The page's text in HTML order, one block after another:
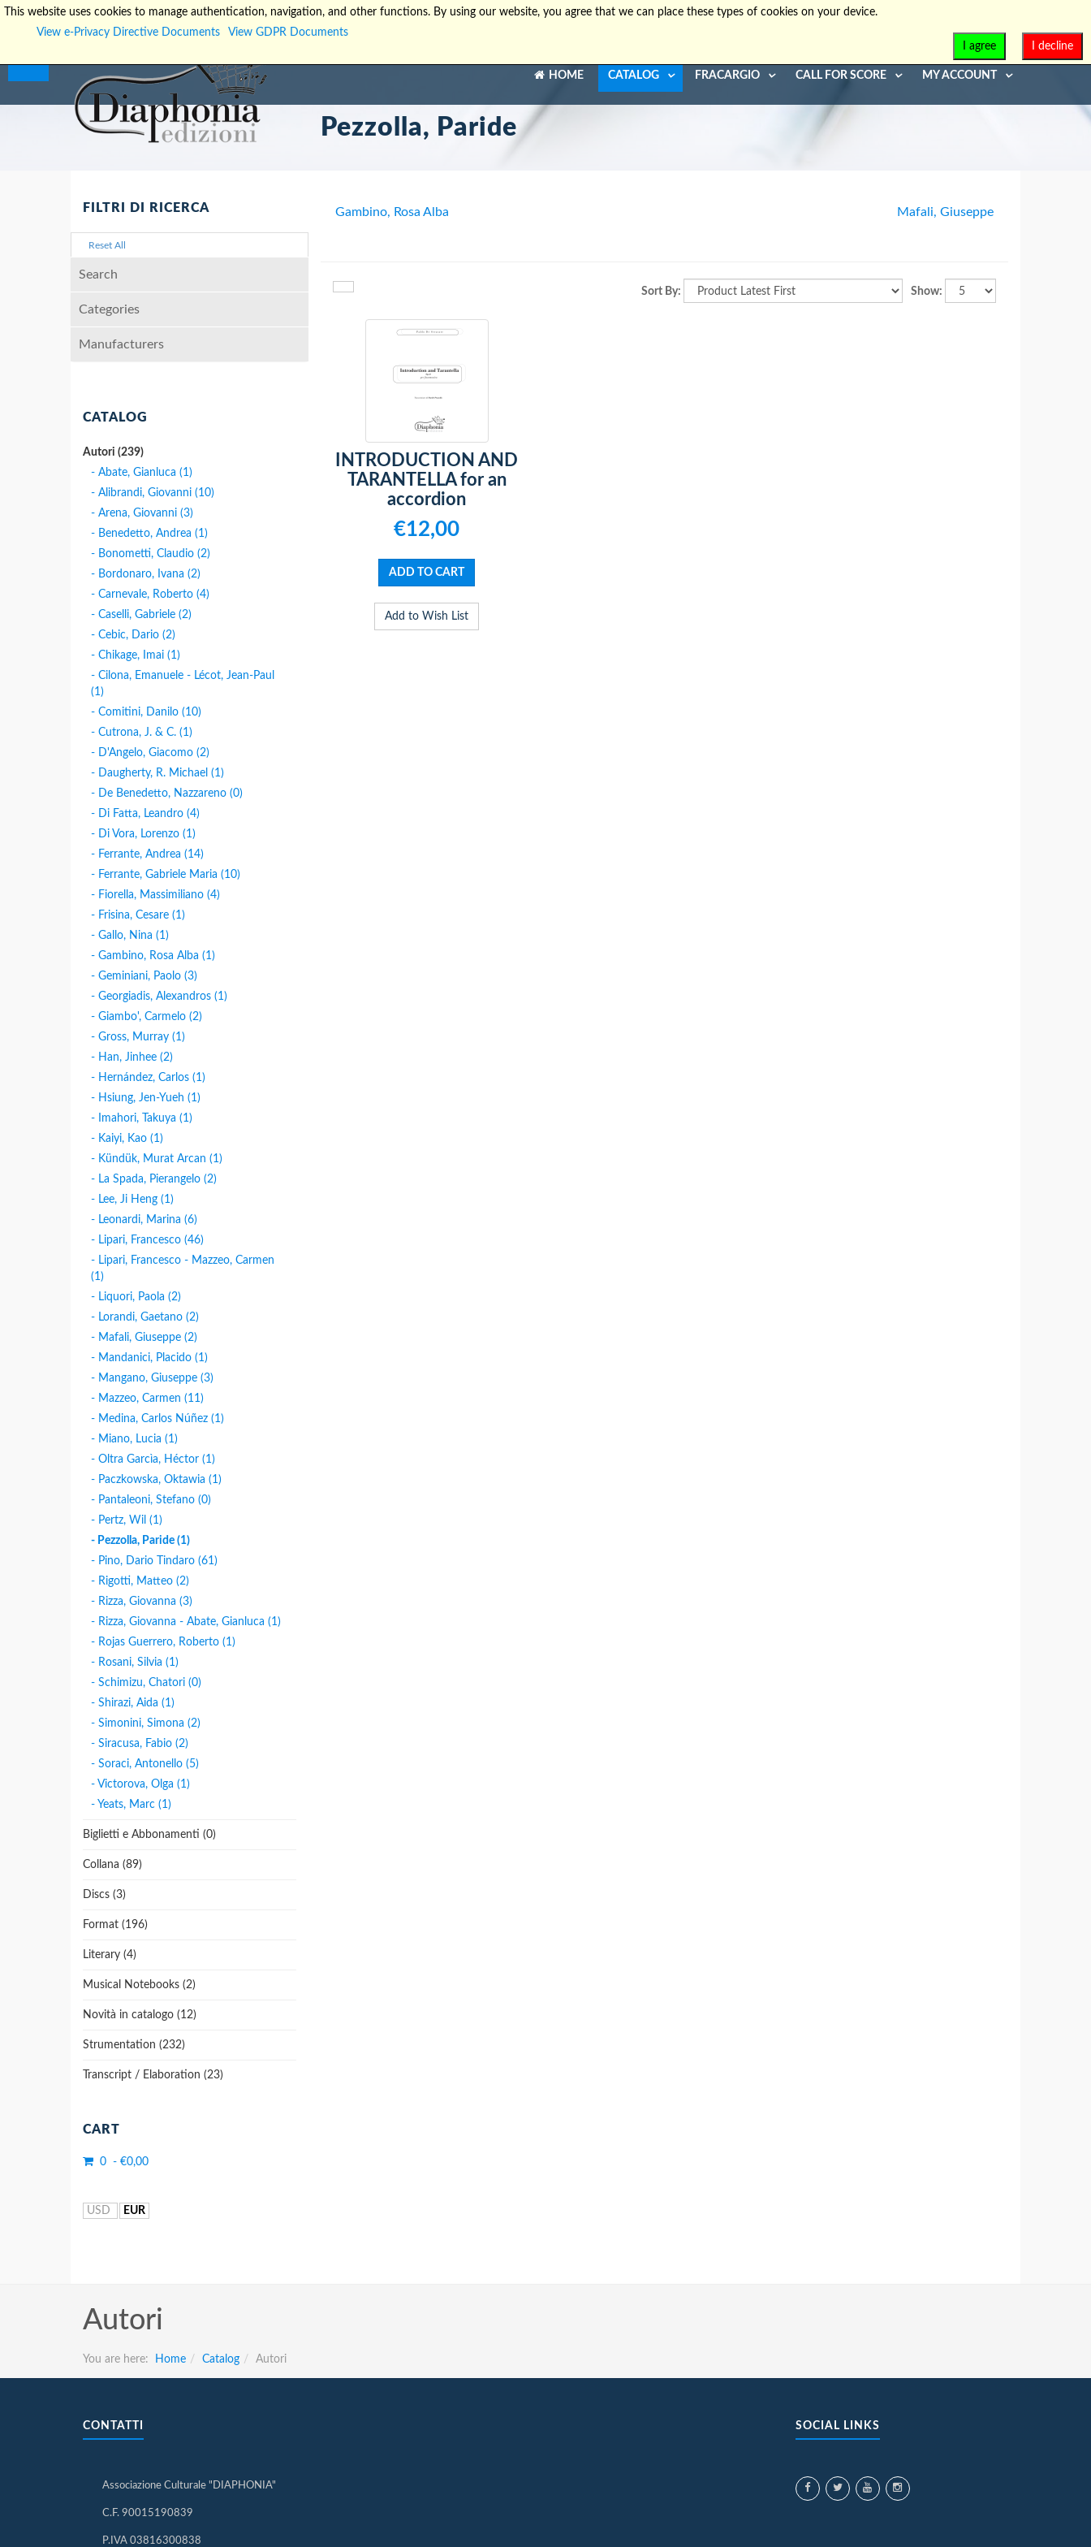
+39-090-8931952
HOME CATALOG FRACARGIO CALL FOR SCORE MY ACCOUNT
Gambino, Rosa Alba Mafali, Giuseppe
Pezzolla, Paride
Show:
Sort By:
INTRODUCTION AND
TARANTELLA for an
accordion
€12,00
Add to Wish List
FILTRI DI RICERCA
Reset All
Search
Categories
Manufacturers
CATALOG
Autori (239)
- Abate, Gianluca (1)
- Alibrandi, Giovanni (10)
- Arena, Giovanni (3)
- Benedetto, Andrea (1)
- Bonometti, Claudio (2)
- Bordonaro, Ivana (2)
- Carnevale, Roberto (4)
- Caselli, Gabriele (2)
- Cebic, Dario (2)
- Chikage, Imai (1)
- Cilona, Emanuele - Lécot, Jean-Paul
(1)
- Comitini, Danilo (10)
- Cutrona, J. & C. (1)
- D'Angelo, Giacomo (2)
- Daugherty, R. Michael (1)
- De Benedetto, Nazzareno (0)
- Di Fatta, Leandro (4)
- Di Vora, Lorenzo (1)
- Ferrante, Andrea (14)
- Ferrante, Gabriele Maria (10)
- Fiorella, Massimiliano (4)
- Frisina, Cesare (1)
- Gallo, Nina (1)
- Gambino, Rosa Alba (1)
- Geminiani, Paolo (3)
- Georgiadis, Alexandros (1)
- Giambo', Carmelo (2)
- Gross, Murray (1)
- Han, Jinhee (2)
- Hernández, Carlos (1)
- Hsiung, Jen-Yueh (1)
- Imahori, Takuya (1)
- Kaiyi, Kao (1)
- Kündük, Murat Arcan (1)
- La Spada, Pierangelo (2)
- Lee, Ji Heng (1)
- Leonardi, Marina (6)
- Lipari, Francesco (46)
- Lipari, Francesco - Mazzeo, Carmen
(1)
- Liquori, Paola (2)
- Lorandi, Gaetano (2)
- Mafali, Giuseppe (2)
- Mandanici, Placido (1)
- Mangano, Giuseppe (3)
- Mazzeo, Carmen (11)
- Medina, Carlos Núñez (1)
- Miano, Lucia (1)
- Oltra Garcìa, Héctor (1)
- Paczkowska, Oktawia (1)
- Pantaleoni, Stefano (0)
- Pertz, Wil (1)
- Pezzolla, Paride (1)
- Pino, Dario Tindaro (61)
- Rigotti, Matteo (2)
- Rizza, Giovanna (3)
- Rizza, Giovanna - Abate, Gianluca (1)
- Rojas Guerrero, Roberto (1)
- Rosani, Silvia (1)
- Schimizu, Chatori (0)
- Shirazi, Aida (1)
- Simonini, Simona (2)
- Siracusa, Fabio (2)
- Soraci, Antonello (5)
- Victorova, Olga (1)
- Yeats, Marc (1)
Biglietti e Abbonamenti (0)
Collana (89)
Discs (3)
Format (196)
Literary (4)
Musical Notebooks (2)
Novità in catalogo (12)
Strumentation (232)
Transcript / Elaboration (23)
CART
0 - €0,00
USD EUR
Autori
You are here: Home Catalog Autori
CONTATTI
Associazione Culturale "DIAPHONIA"
C.F. 90015190839
P.IVA 03816300838
SOCIAL LINKS
This website uses cookies to manage authentication, navigation, and other functions. By using our website, you agree that we can place these types of cookies on your device.
View e-Privacy Directive Documents
View GDPR Documents
I decline
I agree